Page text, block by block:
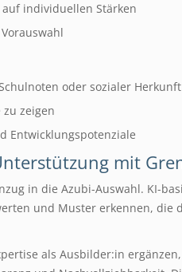
individuellen Stärken
oder sozialer Herkunft
zeigen
Entwicklungspotenziale
mit
in die Azubi-Auswahl. KI-
und Muster erkennen, die
als Ausbilder:in